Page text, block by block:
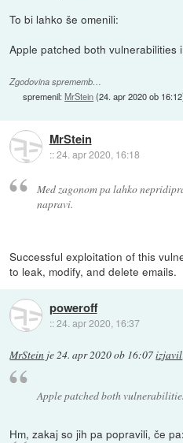
To bi lahko še omenili:
Apple patched both vulnerabilities
Zgodovina sprememb…
spremenil:MrStein(24. apr 2020 ob 16:12
MrStein
::24. apr 2020, 16:18
Med zagonom pa lahko
napravi.
Successful exploitation of this
to leak, modify, and delete emails.
poweroff
::24. apr 2020, 16:37
MrStein je 24. apr 2020 ob 16:07izjavil
Apple patched both
Hm, zakaj so jih pa popravili, če pa: